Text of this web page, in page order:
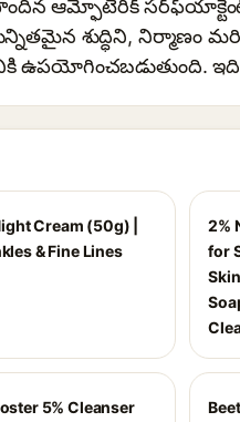
ఆమ్ఫోటెరిక్
శుద్ధిని, నిర్మాణం
ఉపయోగించబడుతుంది.
Cream (50g) |
& Fine Lines
2%
for
5% Cleanser